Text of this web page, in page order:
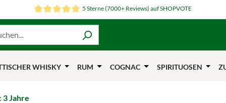
5 Sterne (7000+ Reviews) auf SHOPVOTE
WHISKY RUM COGNAC SPIRITUOSEN
3 Jahre